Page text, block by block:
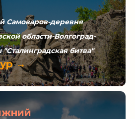
Самоваров-деревня
области-Волгоград-
битва"
→